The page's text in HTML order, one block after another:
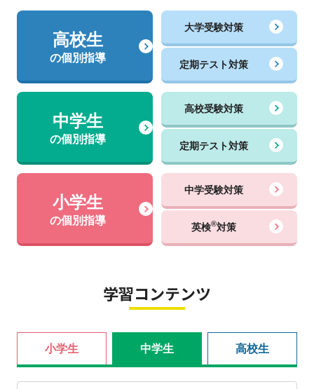
高校生
の個別指導
大学受験対策
定期テスト対策
中学生
の個別指導
高校受験対策
定期テスト対策
小学生
の個別指導
中学受験対策
英検®対策
学習コンテンツ
小学生 中学生 高校生